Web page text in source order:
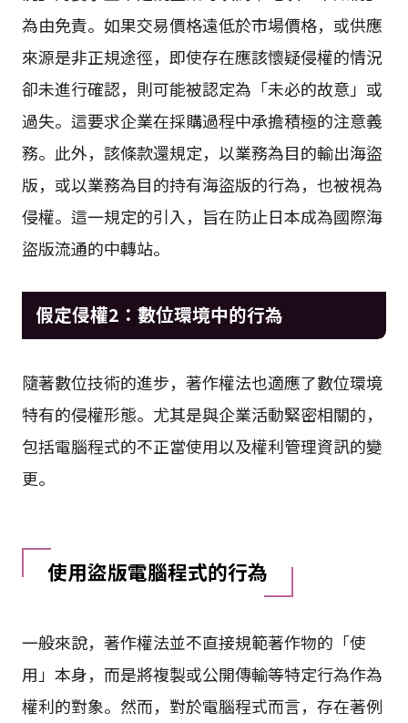
為由免責。如果交易價格遠低於市場價格，或供應
來源是非正規途徑，即使存在應該懷疑侵權的情況
卻未進行確認，則可能被認定為「未必的故意」或
過失。這要求企業在採購過程中承擔積極的注意義
務。此外，該條款還規定，以業務為目的輸出海盜
版，或以業務為目的持有海盜版的行為，也被視為
侵權。這一規定的引入，旨在防止日本成為國際海
盜版流通的中轉站。
假定侵權2：數位環境中的行為
隨著數位技術的進步，著作權法也適應了數位環境
特有的侵權形態。尤其是與企業活動緊密相關的，
包括電腦程式的不正當使用以及權利管理資訊的變
更。
使用盜版電腦程式的行為
一般來說，著作權法並不直接規範著作物的「使
用」本身，而是將複製或公開傳輸等特定行為作為
權利的對象。然而，對於電腦程式而言，存在著例